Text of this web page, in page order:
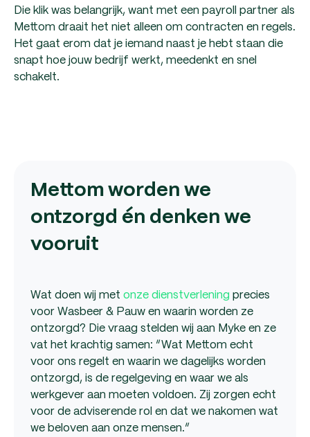
Die klik was belangrijk, want met een payroll partner als
Mettom draait het niet alleen om contracten en regels.
Het gaat erom dat je iemand naast je hebt staan die
snapt hoe jouw bedrijf werkt, meedenkt en snel
schakelt.
Mettom worden we
ontzorgd én denken we
vooruit
Wat doen wij met onze dienstverlening precies
voor Wasbeer & Pauw en waarin worden ze
ontzorgd? Die vraag stelden wij aan Myke en ze
vat het krachtig samen: “Wat Mettom echt
voor ons regelt en waarin we dagelijks worden
ontzorgd, is de regelgeving en waar we als
werkgever aan moeten voldoen. Zij zorgen echt
voor de adviserende rol en dat we nakomen wat
we beloven aan onze mensen.”